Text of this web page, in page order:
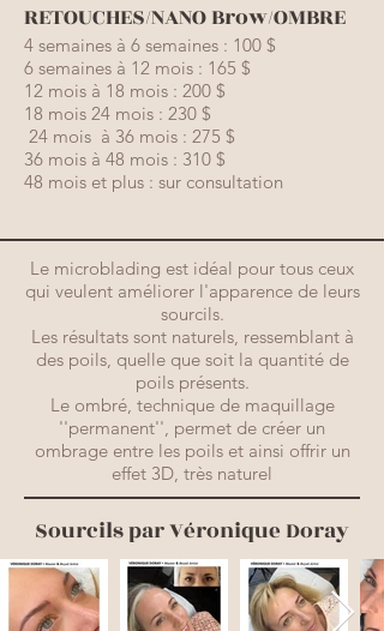
RETOUCHES/NANO Brow/OMBRE
4 semaines à 6 semaines : 100 $
6 semaines à 12 mois : 165 $
12 mois à 18 mois : 200 $
18 mois 24 mois : 230 $
24 mois à 36 mois : 275 $
36 mois à 48 mois : 310 $
48 mois et plus : sur consultation
Le microblading est idéal pour tous ceux
qui veulent améliorer l'apparence de leurs
sourcils.
Les résultats sont naturels, ressemblant à
des poils, quelle que soit la quantité de
poils présents.
Le ombré, technique de maquillage
''permanent'', permet de créer un
ombrage entre les poils et ainsi offrir un
effet 3D, très naturel
Sourcils par Véronique Doray